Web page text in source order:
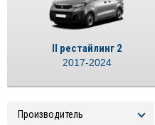
II рестайлинг 2
2017-2024